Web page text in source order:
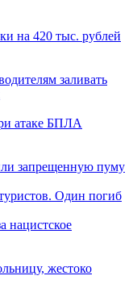
на 420 тыс. рублей
заливать
атаке БПЛА
запрещенную пуму
Один погиб
нацистское
жестоко